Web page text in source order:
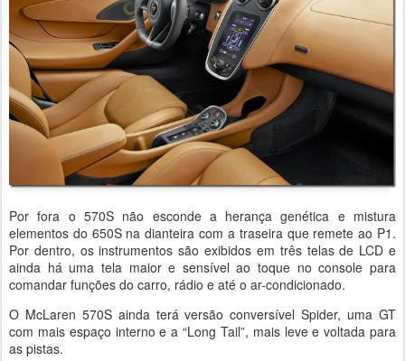
Por fora o 570S não esconde a herança genética e mistura
elementos do 650S na dianteira com a traseira que remete ao P1.
Por dentro, os instrumentos são exibidos em três telas de LCD e
ainda há uma tela maior e sensível ao toque no console para
comandar funções do carro, rádio e até o ar-condicionado.
O McLaren 570S ainda terá versão conversível Spider, uma GT
com mais espaço interno e a “Long Tail”, mais leve e voltada para
as pistas.